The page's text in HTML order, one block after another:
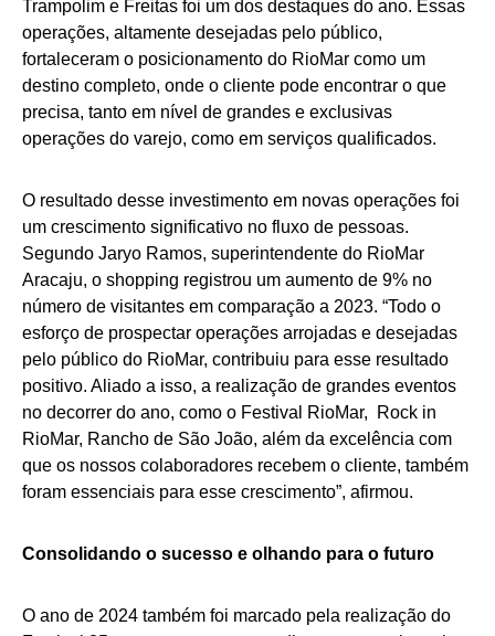
Trampolim e Freitas foi um dos destaques do ano. Essas
operações, altamente desejadas pelo público,
fortaleceram o posicionamento do RioMar como um
destino completo, onde o cliente pode encontrar o que
precisa, tanto em nível de grandes e exclusivas
operações do varejo, como em serviços qualificados.
O resultado desse investimento em novas operações foi
um crescimento significativo no fluxo de pessoas.
Segundo Jaryo Ramos, superintendente do RioMar
Aracaju, o shopping registrou um aumento de 9% no
número de visitantes em comparação a 2023. “Todo o
esforço de prospectar operações arrojadas e desejadas
pelo público do RioMar, contribuiu para esse resultado
positivo. Aliado a isso, a realização de grandes eventos
no decorrer do ano, como o Festival RioMar, Rock in
RioMar, Rancho de São João, além da excelência com
que os nossos colaboradores recebem o cliente, também
foram essenciais para esse crescimento”, afirmou.
Consolidando o sucesso e olhando para o futuro
O ano de 2024 também foi marcado pela realização do